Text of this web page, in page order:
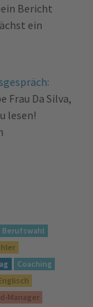
Bericht
ein
Frau Da Silva,
lesen!
Berufswahl
Coaching
Manager